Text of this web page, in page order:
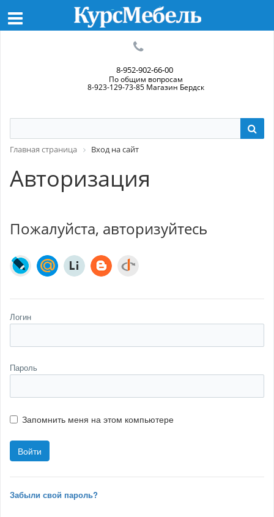
8-952-902-66-00
По общим вопросам
8-923-129-73-85 Магазин Бердск
Главная страница Вход на сайт
Авторизация
Пожалуйста, авторизуйтесь
Логин
Пароль
Запомнить меня на этом компьютере
Забыли свой пароль?